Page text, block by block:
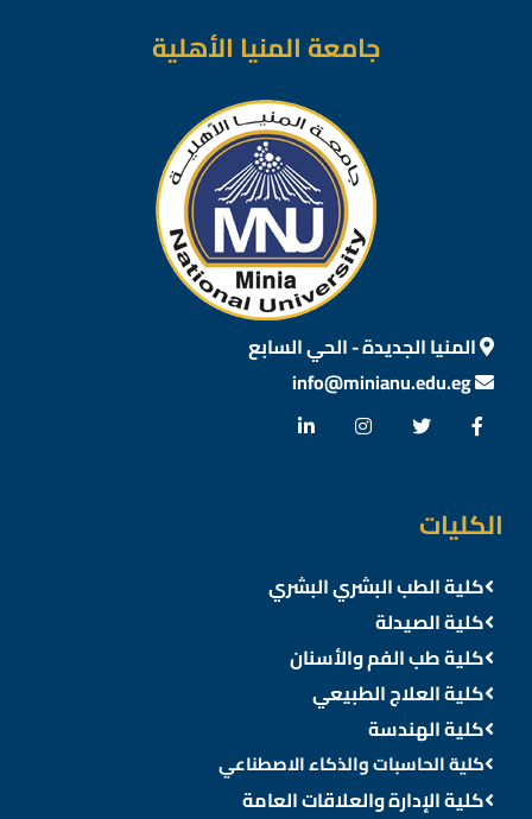
جامعة المنيا الأهلية
المنيا الجديدة - الحي السابع
الكليات
كلية الطب البشري البشري
كلية الصيدلة
كلية طب الفم والأسنان
كلية العلاج الطبيعي
كلية الهندسة
كلية الحاسبات والذكاء الاصطناعي
كلية الإدارة والعلاقات العامة